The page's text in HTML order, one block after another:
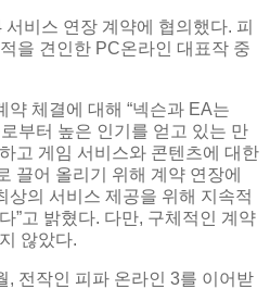
비스 연장 계약에 협의했다. 피
을 견인한 PC온라인 대표작 중
약 체결에 대해 “넥슨과 EA는
부터 높은 인기를 얻고 있는 만
고 게임 서비스와 콘텐츠에 대한
끌어 올리기 위해 계약 연장에
상의 서비스 제공을 위해 지속적
”고 밝혔다. 다만, 구체적인 계약
않았다.
, 전작인 피파 온라인 3를 이어받